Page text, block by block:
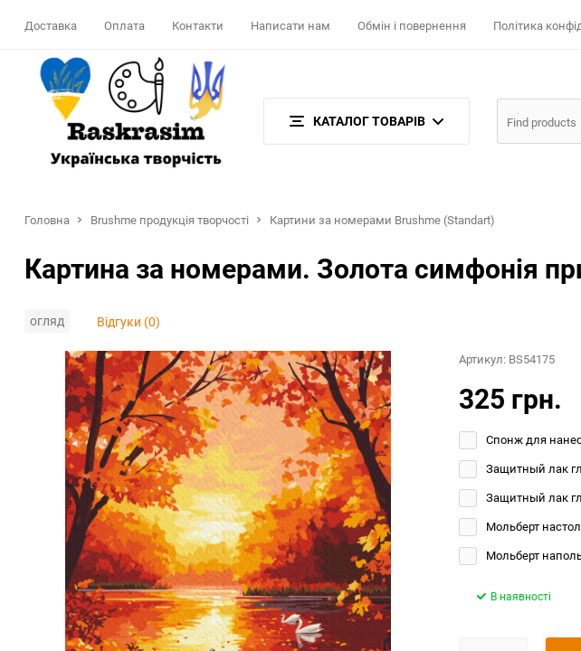
Доставка Оплата Контакти Написати нам Обмін і повернення Політика
КАТАЛОГ ТОВАРІВ
Головна Brushme продукція творчості Картини за номерами Brushme (Standart)
Картина за номерами. Золота симфонія
огляд Відгуки (0)
Артикул: BS54175
325 грн.
Спонж для
Защитный лак
Защитный лак
Мольберт
Мольберт
В наявності